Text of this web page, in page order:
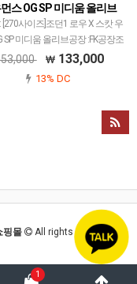
스 OG SP 미디움 올리브
[270사이즈]조던1 로우 X 스캇 우
SP 미디움 올리브공장 :FK공장조
트래비스 스캇 신발이 많은 공장
공장입니다.한 번도 착용한 적 없
133,000
13% DC
핑몰 All rights reserved.
11